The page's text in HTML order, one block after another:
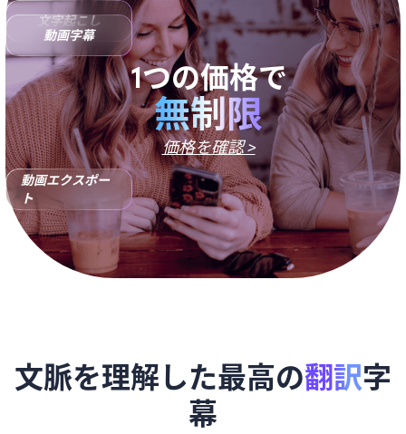
1つの価格で
無制限
文字起こし
動画字幕
動画エクスポー
ト
価格を確認 >
文脈を理解した最高の翻訳字
幕